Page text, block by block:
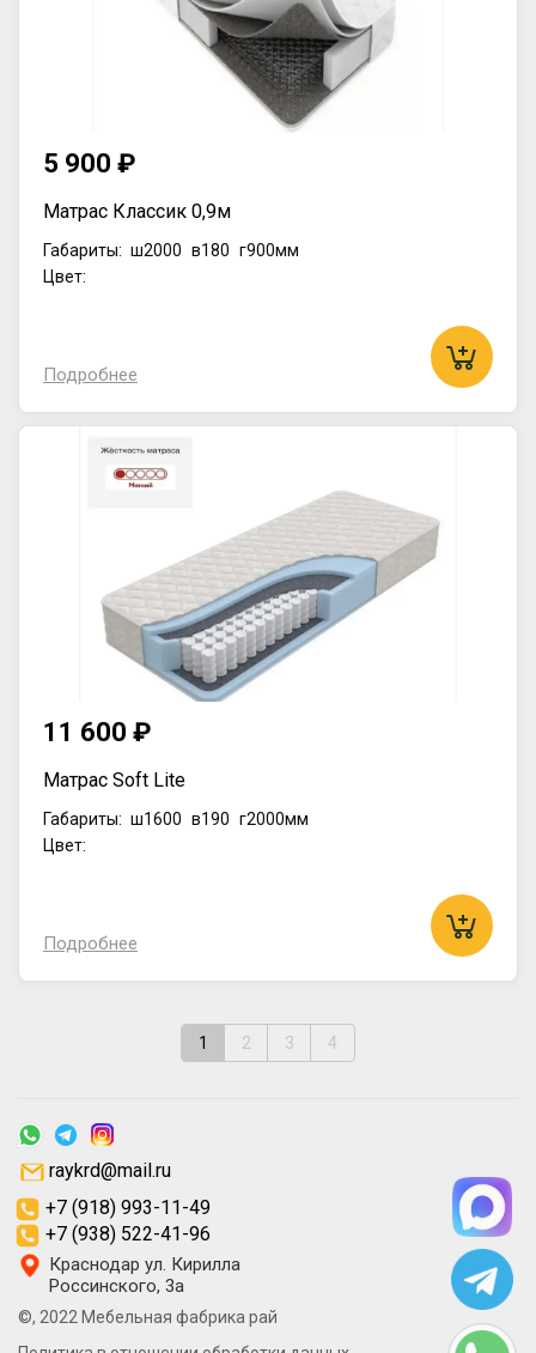
5 900 ₽
Матрас Классик 0,9м
Габариты: ш2000 в180 г900мм
Цвет:
Подробнее
11 600 ₽
Матрас Soft Lite
Габариты: ш1600 в190 г2000мм
Цвет:
Подробнее
1 2 3 4
©, 2022 Мебельная фабрика рай
Краснодар ул. Кирилла
Россинского, 3а
+7 (918) 993-11-49
+7 (938) 522-41-96
raykrd@mail.ru